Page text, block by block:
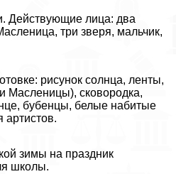
Действующие лица: два
три зверя, мальчик,
рисунок солнца, ленты,
Масленицы), сковородка,
бубенцы, белые набитые
артистов.
зимы на праздник
школы.